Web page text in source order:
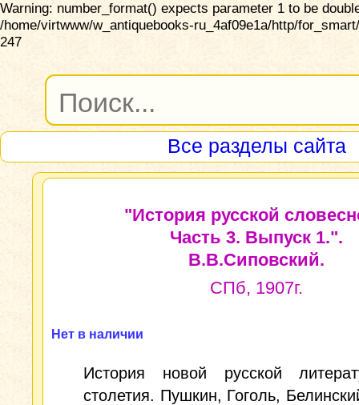
Warning: number_format() expects parameter 1 to be
/home/virtwww/w_antiquebooks-ru_4af09e1a/http/
247
Все разделы сайта
"История русской
Часть 3. Выпуск 1.".
В.В.Сиповский.
СПб, 1907г.
Нет в наличии
История новой русской
столетия. Пушкин, Гоголь,